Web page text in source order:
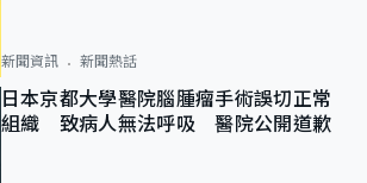
新聞資訊 新聞熱話
日本京都大學醫院腦腫瘤手術誤切正常
組織 致病人無法呼吸 醫院公開道歉